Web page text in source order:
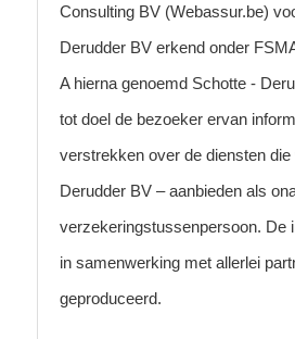
Consulting BV (Webassur.be)
Derudder BV erkend onder
A hierna genoemd Schotte -
tot doel de bezoeker ervan
verstrekken over de diensten
Derudder BV – aanbieden als
verzekeringstussenpersoon. De
in samenwerking met allerlei
geproduceerd.